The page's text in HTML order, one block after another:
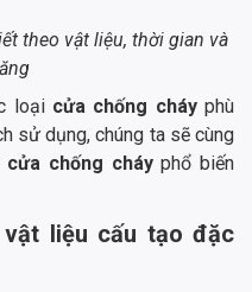
theo vật liệu, thời gian và
loại cửa chống cháyphù
sử dụng, chúng ta sẽ cùng
cửa chống cháyphổ biến
liệu cấu tạo đặc